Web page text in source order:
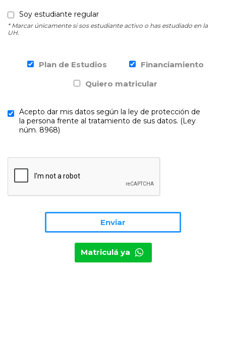
Soy estudiante regular
* Marcar únicamente si sos estudiante activo o has estudiado en la
UH.
Plan de Estudios
Financiamiento
Quiero matricular
Acepto dar mis datos según la ley de protección de
la persona frente al tratamiento de sus datos. (Ley
núm. 8968)
Matriculá ya